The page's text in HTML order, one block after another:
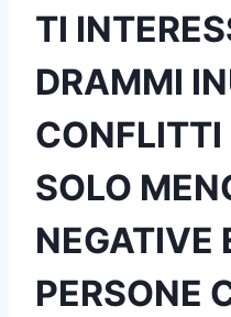
TI
DRAMMI
CONFLITTI
SOLO
NEGATIVE
PERSONE